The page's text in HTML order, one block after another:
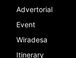
Advertorial
Event
Wiradesa
Itinerary